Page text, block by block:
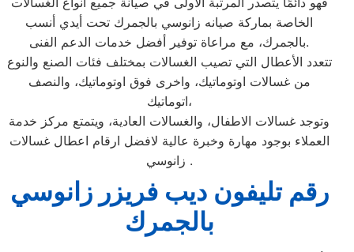
الخاصة بماركة صيانه زانوسي بالجمرك تحت أيدي أنسب
بالجمرك، مع مراعاة توفير أفضل خدمات الدعم الفنى.
تتعدد الأعطال التي تصيب الغسالات بمختلف فئات الصنع والنوع
من غسالات اوتوماتيك، واخرى فوق اوتوماتيك، والنصف
اتوماتيك،
وتوجد غسالات الاطفال، والغسالات العادية، ويتمتع مركز خدمة
العملاء بوجود مهارة وخبرة عالية لافضل ارقام اعطال غسالات
زانوسي .
رقم تليفون ديب فريزر زانوسي
بالجمرك